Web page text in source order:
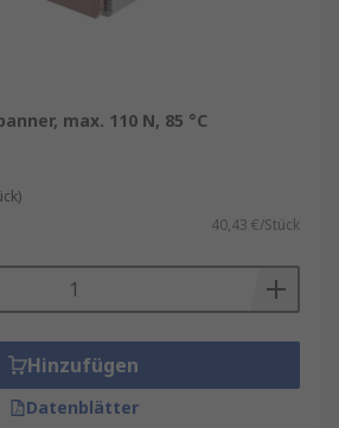
max. 110 N, 85 °C
40,43 €/Stück
Hinzufügen
Datenblätter